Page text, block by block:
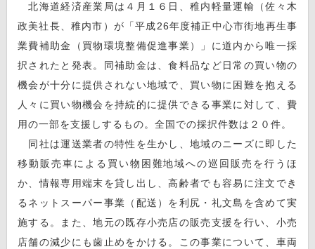
北海道経済産業局は４月１６日、稚内軽量運輸（佐々木
政美社長、稚内市）が「平成26年度補正中心市街地再生事
業費補助金（買物環境整備促進事業）」に道内から唯一採
択されたと発表。同補助金は、食料品など日常の買い物の
機会が十分に提供されない地域で、買い物に困難を抱える
人々に買い物機会を持続的に提供できる事業に対して、費
用の一部を支援しするもの。全国での採択件数は２０件。
同社は運送業者の特性を生かし、地域のニーズに即した
移動販売車による買い物困難地域への巡回販売を行うほ
か、情報専用端末を貸し出し、高齢者でも容易に注文でき
るネットスーパー事業（配送）を利尻・礼文島を含めて実
施する。また、地元の既存小売店の販売支援を行い、小売
店舗の減少にも歯止めをかける。この事業について、車両